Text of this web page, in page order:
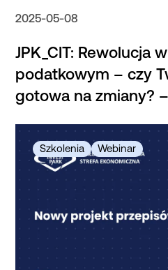
2025-05-08
JPK_CIT: Rewolucja
podatkowym – czy
gotowa na zmiany?